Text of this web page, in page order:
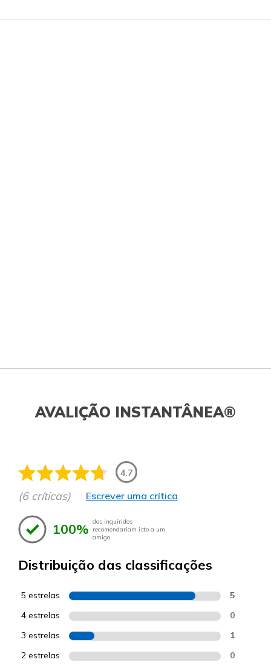
AVALIÇÃO INSTANTÂNEA®
4.7
(6 críticas) Escrever uma crítica
100% dos inquiridos
recomendariam isto a um
amigo.
Distribuição das classificações
5 estrelas 5
4 estrelas 0
3 estrelas 1
2 estrelas 0